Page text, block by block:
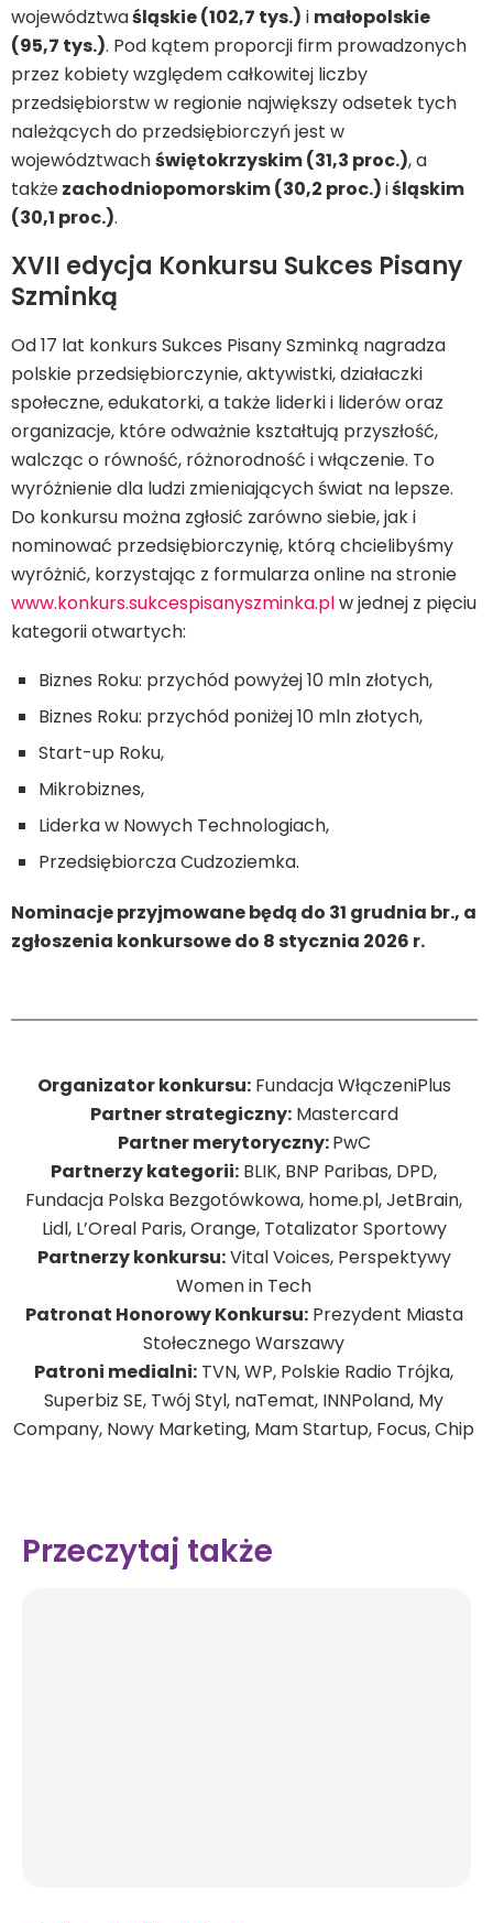
województwaśląskie (102,7 tys.) i małopolskie
(95,7 tys.). Pod kątem proporcji firm prowadzonych
przez kobiety względem całkowitej liczby
przedsiębiorstw w regionie największy odsetek tych
należących do przedsiębiorczyń jest w
województwachświętokrzyskim (31,3 proc.), a
takżezachodniopomorskim (30,2 proc.)iśląskim
(30,1 proc.).
XVII edycja Konkursu Sukces Pisany
Szminką
Od 17 lat konkurs Sukces Pisany Szminką nagradza
polskie przedsiębiorczynie, aktywistki, działaczki
społeczne, edukatorki, a także liderki i liderów oraz
organizacje, które odważnie kształtują przyszłość,
walcząc o równość, różnorodność i włączenie. To
wyróżnienie dla ludzi zmieniających świat na lepsze.
Do konkursu można zgłosić zarówno siebie, jak i
nominować przedsiębiorczynię, którą chcielibyśmy
wyróżnić, korzystając z formularza online na stronie
www.konkurs.sukcespisanyszminka.plw jednej z pięciu
kategorii otwartych:
Biznes Roku: przychód powyżej 10 mln złotych,
Biznes Roku: przychód poniżej 10 mln złotych,
Start-up Roku,
Mikrobiznes,
Liderka w Nowych Technologiach,
Przedsiębiorcza Cudzoziemka.
Nominacje przyjmowane będą do 31 grudnia br., a
zgłoszenia konkursowe do 8 stycznia 2026 r.
Organizator konkursu:Fundacja WłączeniPlus
Partner strategiczny:Mastercard
Partner merytoryczny:PwC
Partnerzy kategorii: BLIK, BNP Paribas, DPD,
Fundacja Polska Bezgotówkowa, home.pl, JetBrain,
Lidl, L’Oreal Paris, Orange, Totalizator Sportowy
Partnerzy konkursu:Vital Voices, Perspektywy
Women in Tech
Patronat Honorowy Konkursu:Prezydent Miasta
Stołecznego Warszawy
Patroni medialni: TVN, WP, Polskie Radio Trójka,
Superbiz SE, Twój Styl, naTemat, INNPoland, My
Company, Nowy Marketing, Mam Startup, Focus, Chip
Przeczytaj także